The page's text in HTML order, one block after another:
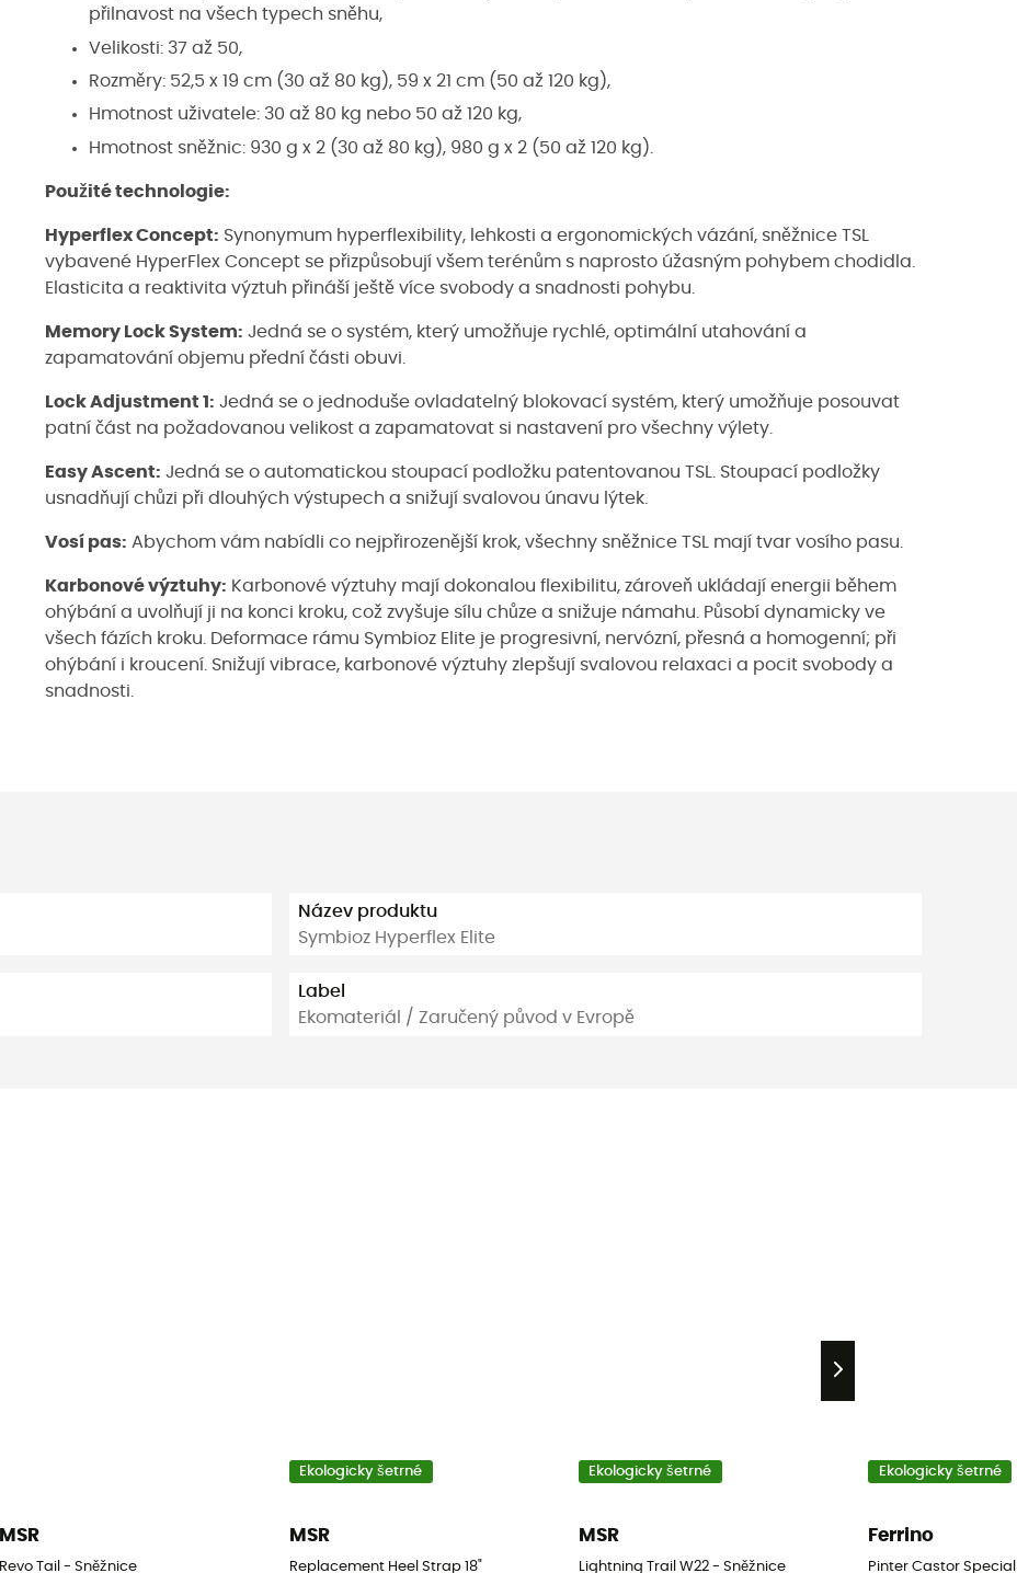
přilnavost na všech typech sněhu,
Velikosti: 37 až 50,
Rozměry: 52,5 x 19 cm (30 až 80 kg), 59 x 21 cm (50 až 120 kg),
Hmotnost uživatele: 30 až 80 kg nebo 50 až 120 kg,
Hmotnost sněžnic: 930 g x 2 (30 až 80 kg), 980 g x 2 (50 až 120 kg).
Použité technologie:
Hyperflex Concept: Synonymum hyperflexibility, lehkosti a ergonomických vázání, sněžnice TSL
vybavené HyperFlex Concept se přizpůsobují všem terénům s naprosto úžasným pohybem chodidla.
Elasticita a reaktivita výztuh přináší ještě více svobody a snadnosti pohybu.
Memory Lock System: Jedná se o systém, který umožňuje rychlé, optimální utahování a
zapamatování objemu přední části obuvi.
Lock Adjustment 1: Jedná se o jednoduše ovladatelný blokovací systém, který umožňuje posouvat
patní část na požadovanou velikost a zapamatovat si nastavení pro všechny výlety.
Easy Ascent: Jedná se o automatickou stoupací podložku patentovanou TSL. Stoupací podložky
usnadňují chůzi při dlouhých výstupech a snižují svalovou únavu lýtek.
Vosí pas: Abychom vám nabídli co nejpřirozenější krok, všechny sněžnice TSL mají tvar vosího pasu.
Karbonové výztuhy: Karbonové výztuhy mají dokonalou flexibilitu, zároveň ukládají energii během
ohýbání a uvolňují ji na konci kroku, což zvyšuje sílu chůze a snižuje námahu. Působí dynamicky ve
všech fázích kroku. Deformace rámu Symbioz Elite je progresivní, nervózní, přesná a homogenní; při
ohýbání i kroucení. Snižují vibrace, karbonové výztuhy zlepšují svalovou relaxaci a pocit svobody a
snadnosti.
Název produktu
Symbioz Hyperflex Elite
Label
Ekomateriál / Zaručený původ v Evropě
MSR
Revo Tail - Sněžnice
Ekologicky šetrné
MSR
Replacement Heel Strap 18"
Ekologicky šetrné
MSR
Lightning Trail W22 - Sněžnice
Ekologicky šetrné
Ferrino
Pinter Castor